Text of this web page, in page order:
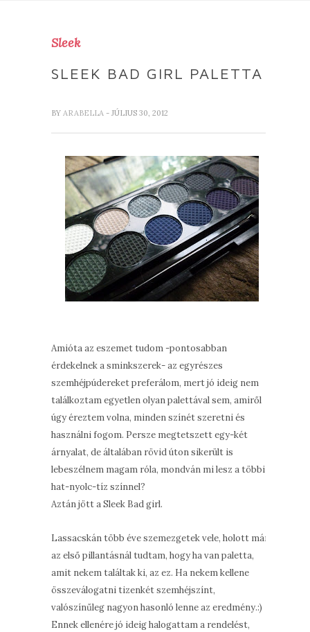
Sleek
SLEEK BAD GIRL PALETTA
BY ARABELLA - JÚLIUS 30, 2012
Amióta az eszemet tudom -pontosabban
érdekelnek a sminkszerek- az egyrészes
szemhéjpúdereket preferálom, mert jó ideig nem
találkoztam egyetlen olyan palettával sem, amiről
úgy éreztem volna, minden színét szeretni és
használni fogom. Persze megtetszett egy-két
árnyalat, de általában rövid úton sikerült is
lebeszélnem magam róla, mondván mi lesz a többi
hat-nyolc-tíz színnel?
Aztán jött a Sleek Bad girl.
Lassacskán több éve szemezgetek vele, holott már
az első pillantásnál tudtam, hogy ha van paletta,
amit nekem találtak ki, az ez. Ha nekem kellene
összeválogatni tizenkét szemhéjszínt,
valószínűleg nagyon hasonló lenne az eredmény.:)
Ennek ellenére jó ideig halogattam a rendelést,